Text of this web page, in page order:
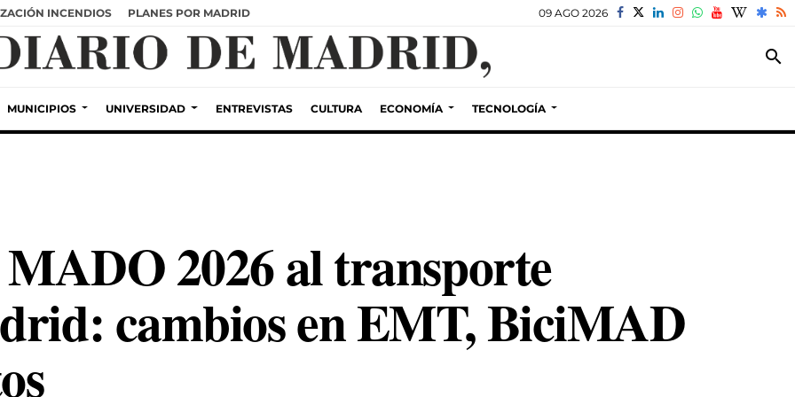
INCENDIOS PLANES POR MADRID 09 AGO 2026
search
MUNICIPIOS UNIVERSIDAD ENTREVISTAS CULTURA ECONOMÍA TECNOLOGÍA
2026 al transporte
cambios en EMT, BiciMAD